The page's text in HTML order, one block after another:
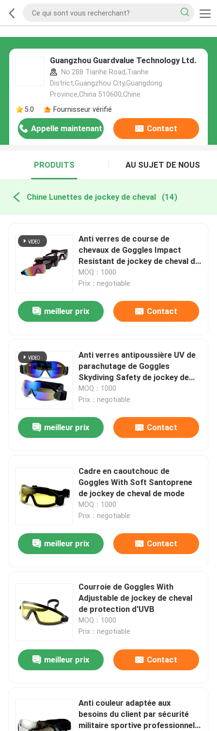
Guangzhou Guardvalue Technology Ltd.
No.288 Tianhe Road,Tianhe
District,Guangzhou City,Guangdong
Province,China 510600,Chine
5.0
Fournisseur vérifié
Appelle maintenant Contact
PRODUITS AU SUJET DE NOUS
Chine Lunettes de jockey de cheval (14)
Anti verres de course de
chevaux de Goggles Impact
Resistant de jockey de cheval de
brouillard
MOQ：1000
Prix：negotiable
meilleur prix Contact
Anti verres antipoussière UV de
parachutage de Goggles
Skydiving Safety de jockey de
cheval
MOQ：1000
Prix：negotiable
meilleur prix Contact
Cadre en caoutchouc de
Goggles With Soft Santoprene
de jockey de cheval de mode
MOQ：1000
Prix：negotiable
meilleur prix Contact
Courroie de Goggles With
Adjustable de jockey de cheval
de protection d'UVB
MOQ：1000
Prix：negotiable
meilleur prix Contact
Anti couleur adaptée aux
besoins du client par sécurité
militaire sportive professionnelle